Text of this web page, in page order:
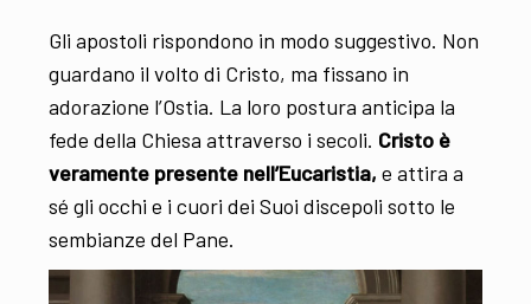
Gli apostoli rispondono in modo suggestivo. Non
guardano il volto di Cristo, ma fissano in
adorazione l’Ostia. La loro postura anticipa la
fede della Chiesa attraverso i secoli. Cristo è
veramente presente nell’Eucaristia, e attira a
sé gli occhi e i cuori dei Suoi discepoli sotto le
sembianze del Pane.